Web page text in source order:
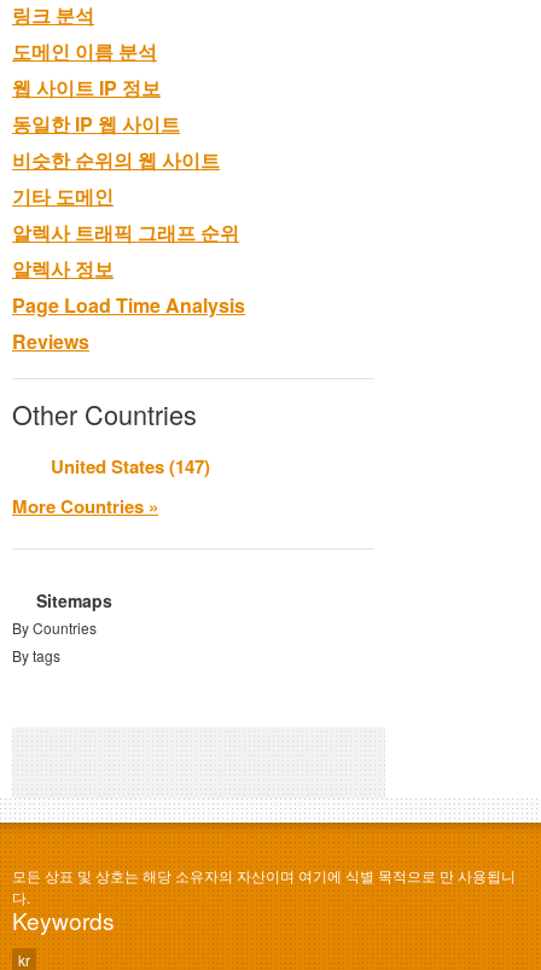
링크 분석
도메인 이름 분석
웹 사이트 IP 정보
동일한 IP 웹 사이트
비슷한 순위의 웹 사이트
기타 도메인
알렉사 트래픽 그래프 순위
알렉사 정보
Page Load Time Analysis
Reviews
Other Countries
United States (147)
More Countries »
Sitemaps
By Countries
By tags
모든 상표 및 상호는 해당 소유자의 자산이며 여기에 식별 목적으로 만 사용됩니
다.
Keywords
kr